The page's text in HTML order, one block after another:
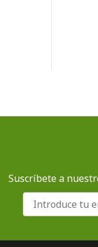
Suscríbete a